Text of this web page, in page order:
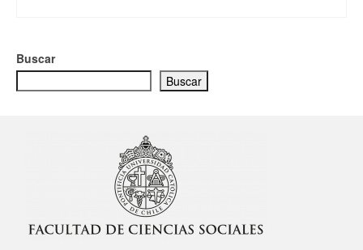
Buscar
Buscar